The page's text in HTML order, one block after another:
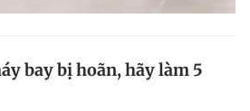
bay bị hoãn, hãy làm 5